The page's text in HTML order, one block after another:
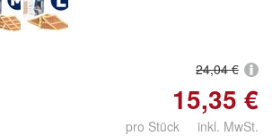
24,04 €
15,35 €
pro Stück inkl. MwSt.